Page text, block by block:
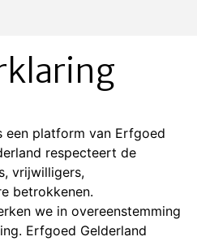
een platform van Erfgoed
respecteert de
vrijwilligers,
betrokkenen.
we in overeenstemming
Erfgoed Gelderland